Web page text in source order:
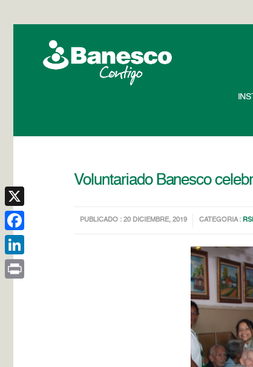
Voluntariado Banesco
PUBLICADO : 20 DICIEMBRE, 2019 CATEGORIA :
X
Facebook
LinkedIn